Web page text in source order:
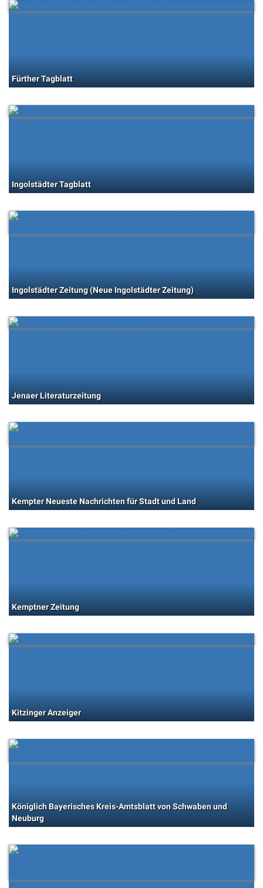
Fürther Tagblatt
Ingolstädter Tagblatt
Ingolstädter Zeitung (Neue Ingolstädter Zeitung)
Jenaer Literaturzeitung
Kempter Neueste Nachrichten für Stadt und Land
Kemptner Zeitung
Kitzinger Anzeiger
Königlich Bayerisches Kreis-Amtsblatt von Schwaben und
Neuburg